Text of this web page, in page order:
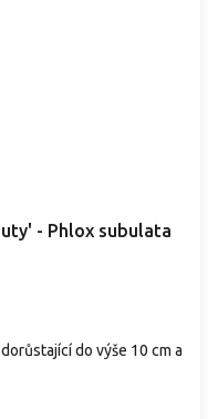
- Phlox subulata
do výše 10 cm a